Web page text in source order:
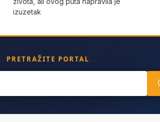
izuzetak
PRETRAŽITE PORTAL